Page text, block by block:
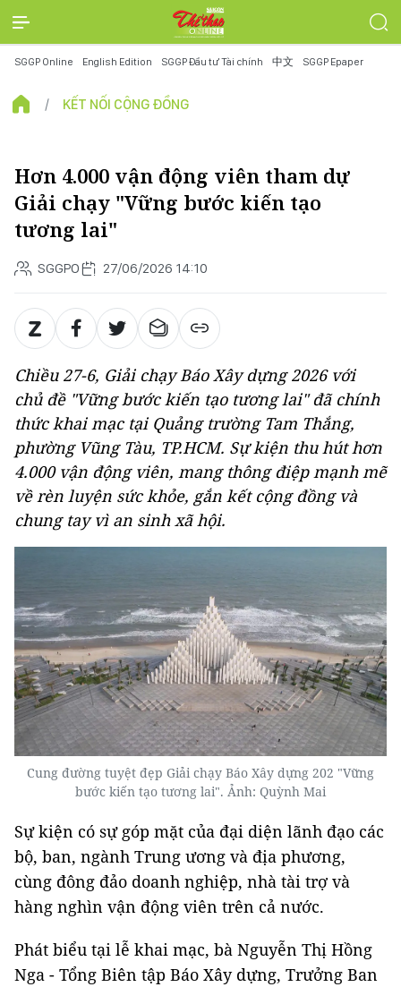
SGGP Online English Edition SGGP Đầu tư Tài chính 中文 SGGP Epaper
KẾT NỐI CỘNG ĐỒNG
Hơn 4.000 vận động viên tham dự
Giải chạy "Vững bước kiến tạo
tương lai"
SGGPO 27/06/2026 14:10
Chiều 27-6, Giải chạy Báo Xây dựng 2026 với
chủ đề "Vững bước kiến tạo tương lai" đã chính
thức khai mạc tại Quảng trường Tam Thắng,
phường Vũng Tàu, TP.HCM. Sự kiện thu hút hơn
4.000 vận động viên, mang thông điệp mạnh mẽ
về rèn luyện sức khỏe, gắn kết cộng đồng và
chung tay vì an sinh xã hội.
Cung đường tuyệt đẹp Giải chạy Báo Xây dựng 202 "Vững
bước kiến tạo tương lai". Ảnh: Quỳnh Mai
Sự kiện có sự góp mặt của đại diện lãnh đạo các
bộ, ban, ngành Trung ương và địa phương,
cùng đông đảo doanh nghiệp, nhà tài trợ và
hàng nghìn vận động viên trên cả nước.
Phát biểu tại lễ khai mạc, bà Nguyễn Thị Hồng
Nga - Tổng Biên tập Báo Xây dựng, Trưởng Ban